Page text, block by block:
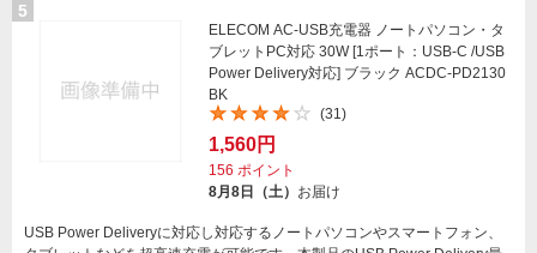
5
ELECOM AC-USB充電器 ノートパソコン・タ
ブレットPC対応 30W [1ポート：USB-C /USB
Power Delivery対応] ブラック ACDC-PD2130
BK
(31)
1,560円
156 ポイント
8月8日（土） お届け
USB Power Deliveryに対応し対応するノートパソコンやスマートフォン、